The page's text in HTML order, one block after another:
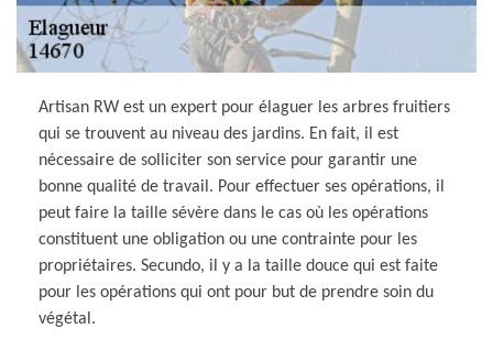
Artisan RW est un expert pour élaguer les arbres fruitiers
qui se trouvent au niveau des jardins. En fait, il est
nécessaire de solliciter son service pour garantir une
bonne qualité de travail. Pour effectuer ses opérations, il
peut faire la taille sévère dans le cas où les opérations
constituent une obligation ou une contrainte pour les
propriétaires. Secundo, il y a la taille douce qui est faite
pour les opérations qui ont pour but de prendre soin du
végétal.